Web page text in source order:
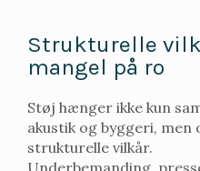
Strukturelle
mangel på ro
Støj hænger ikke kun
akustik og byggeri, men
strukturelle vilkår.
Underbemanding,